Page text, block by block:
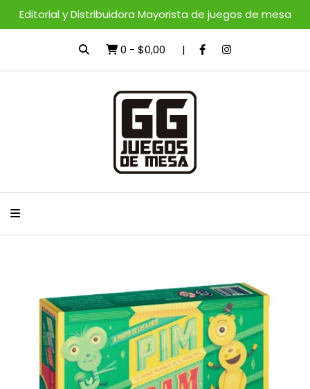
Editorial y Distribuidora Mayorista de juegos de mesa
0 - $0,00